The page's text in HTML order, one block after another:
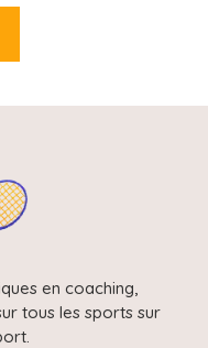
en coaching,
tous les sports sur